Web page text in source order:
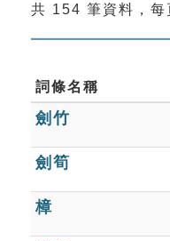
索引選單
單字索引
生命大百科索引
遊戲專區
教學應用
共 154 筆資料，
詞條名稱
劍竹
劍筍
樟